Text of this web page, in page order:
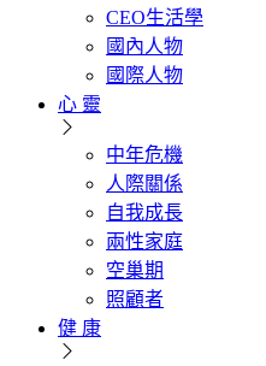
CEO生活學
國內人物
國際人物
心 靈
中年危機
人際關係
自我成長
兩性家庭
空巢期
照顧者
健 康